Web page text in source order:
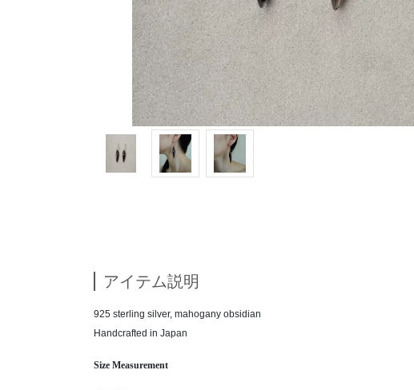
アイテム説明
925 sterling silver, mahogany obsidian
Handcrafted in Japan
Size Measurement